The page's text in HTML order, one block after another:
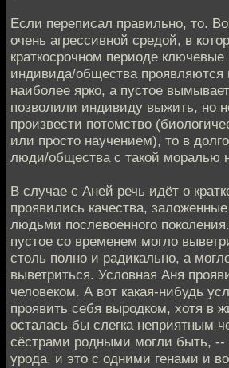
Если переписал правильно, то.
очень агрессивной средой, в
краткосрочном периоде ключевые
индивида/общества проявляются
наиболее ярко, а пустое
позволили индивиду выжить, но
произвести потомство
или просто научением), то в
люди/общества с такой моралью
В случае с Аней речь идёт о
проявились качества,
людьми послевоенного
пустое со временем могло
столь полно и радикально, а
выветриться. Условная Аня
человеком. А вот какая-нибудь
проявить себя выродком, хотя в
осталась бы слегка неприятным
сёстрами родными могли быть, --
урода, и это с одними генами и